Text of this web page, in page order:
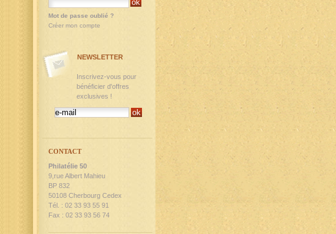
Mot de passe oublié ?
Créer mon compte
NEWSLETTER
Inscrivez-vous pour
bénéficier d'offres
exclusives !
CONTACT
Philatélie 50
9,rue Albert Mahieu
BP 832
50108 Cherbourg Cedex
Tél. : 02 33 93 55 91
Fax : 02 33 93 56 74